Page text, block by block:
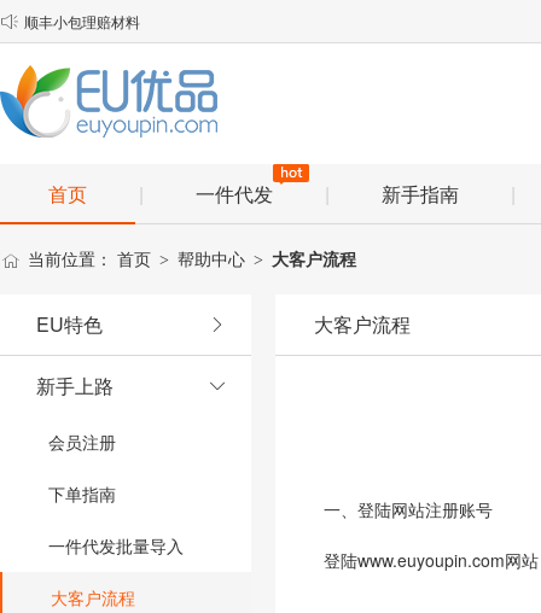
 顺丰小包理赔材料
物流口岸优化说明
EU优品2025年春节放假安排通知
首页 | 一件代发 | 新手指南 |
当前位置： 首页 > 帮助中心 > 大客户流程
EU特色
新手上路
会员注册
下单指南
一件代发批量导入
大客户流程
大客户流程
一、登陆网站注册账号
登陆www.euyoupin.com网